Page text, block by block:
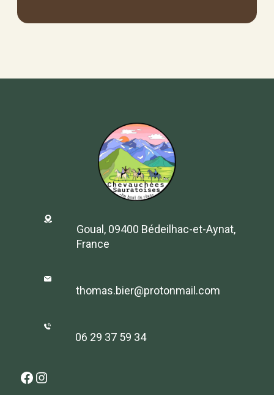
Goual, 09400 Bédeilhac-et-Aynat,
France
thomas.bier@protonmail.com
06 29 37 59 34
Facebook
Instagram